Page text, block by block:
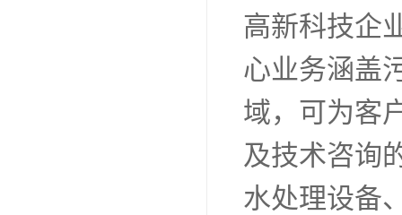
高新科技企
心业务涵盖
域，可为客
及技术咨询
水处理设备